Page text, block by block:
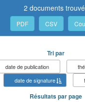
2 documents
PDF CSV
Tri par
date de publication
date de signature
Résultats par page